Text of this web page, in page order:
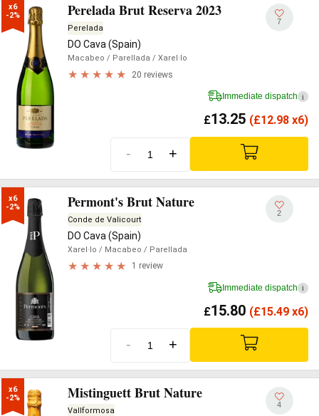
x6
-2%
Perelada Brut Reserva 2023
Perelada
DO Cava (Spain)
Macabeo / Parellada / Xarel·lo
20 reviews
7
Immediate dispatch i
£13.25 (£12.98 x6)
- +
x6
-2%
Permont's Brut Nature
Conde de Valicourt
DO Cava (Spain)
Xarel·lo / Macabeo / Parellada
1 review
2
Immediate dispatch i
£15.80 (£15.49 x6)
- +
x6
-2%
Mistinguett Brut Nature
Vallformosa
4